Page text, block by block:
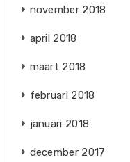
november 2018
april 2018
maart 2018
februari 2018
januari 2018
december 2017